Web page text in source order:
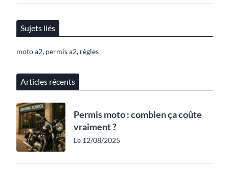
Sujets liés
moto a2, permis a2, règles
Articles récents
Permis moto : combien ça coûte
vraiment ?
Le 12/08/2025